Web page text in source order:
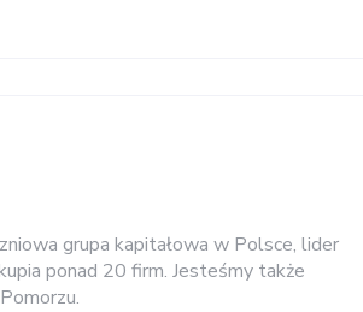
grupa kapitałowa w Polsce, lider
ponad 20 firm. Jesteśmy także